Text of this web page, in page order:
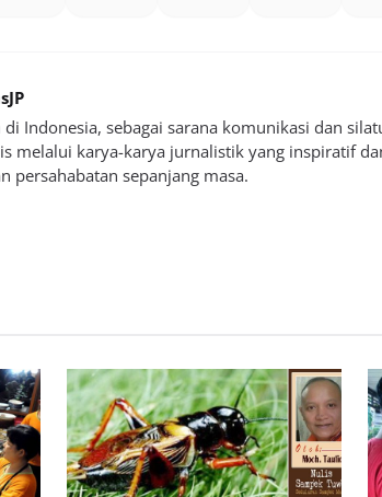
di Indonesia, sebagai sarana komunikasi dan
melalui karya-karya jurnalistik yang inspiratif
persahabatan sepanjang masa.